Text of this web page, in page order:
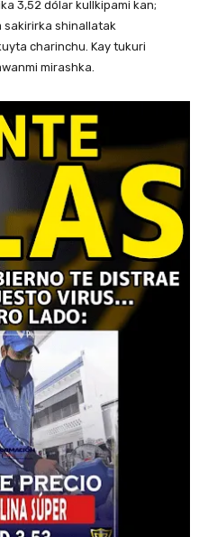
3,52 dólar kullkipami kan;
sakirirka shinallatak
charinchu. Kay tukuri
mirashka.